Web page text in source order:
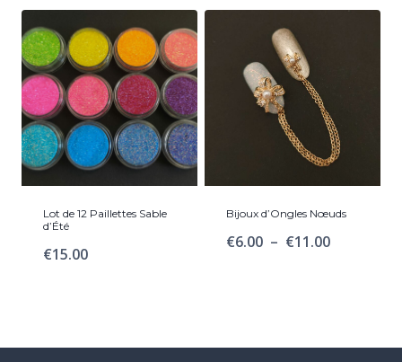
Lot de 12 Paillettes Sable
d’Été
€15.00
Bijoux d’Ongles Nœuds
€6.00 – €11.00Plage